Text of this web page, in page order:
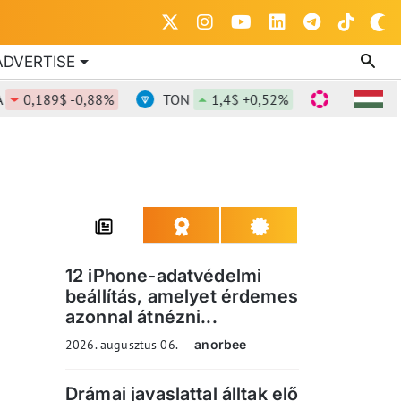
-0,88% TON 1,4$ +0,52% DOT 0,836$ -
12 iPhone-adatvédelmi
beállítás, amelyet érdemes
azonnal átnézni...
2026. augusztus 06. anorbee
Drámai javaslattal álltak elő